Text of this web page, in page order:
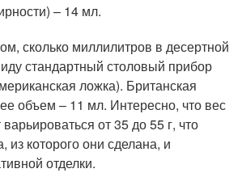
– 14 мл.
сколько миллилитров в десертной
стандартный столовый прибор
ложка). Британская
объем – 11 мл. Интересно, что вес
от 35 до 55 г, что
из которого они сделана, и
отделки.